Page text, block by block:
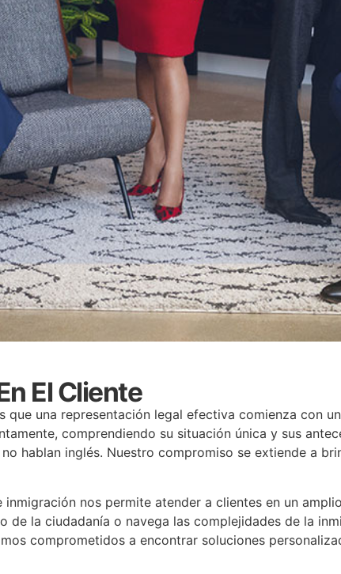
El Cliente
que una representación legal efectiva comienza con
comprendiendo su situación única y sus
hablan inglés. Nuestro compromiso se extiende a
nos permite atender a clientes en un
de la ciudadanía o navega las complejidades de la
comprometidos a encontrar soluciones